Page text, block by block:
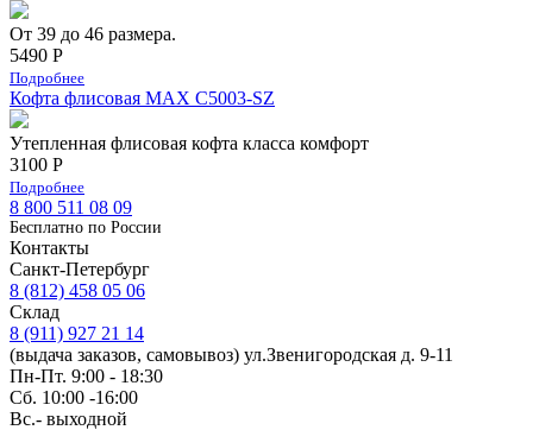
От 39 до 46 размера.
5490 Р
Подробнее
Кофта флисовая MAX C5003-SZ
Утепленная флисовая кофта класса комфорт
3100 Р
Подробнее
8 800 511 08 09
Бесплатно по Роcсии
Контакты
Санкт-Петербург
8 (812) 458 05 06
Склад
8 (911) 927 21 14
(выдача заказов, самовывоз) ул.Звенигородская д. 9-11
Пн-Пт. 9:00 - 18:30
Сб. 10:00 -16:00
Вс.- выходной